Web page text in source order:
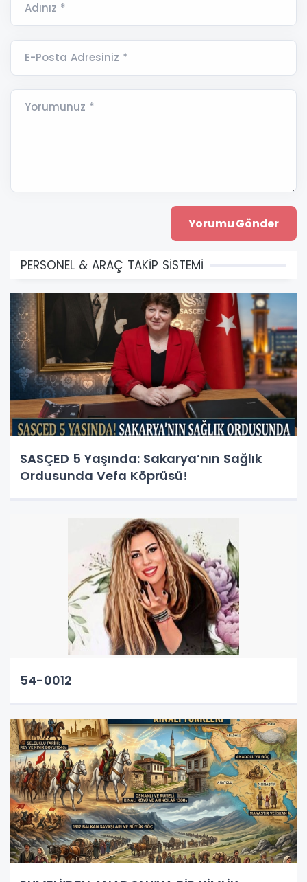
Adınız *
E-Posta Adresiniz *
Yorumunuz *
PERSONEL & ARAÇ TAKİP SİSTEMİ
SASÇED 5 Yaşında: Sakarya’nın Sağlık
Ordusunda Vefa Köprüsü!
54-0012